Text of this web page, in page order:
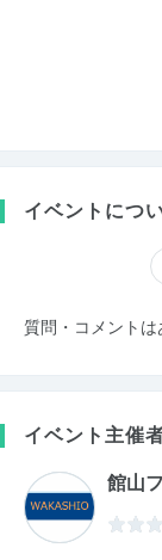
イベントにつ
質問・コメントは
イベント主催
館山